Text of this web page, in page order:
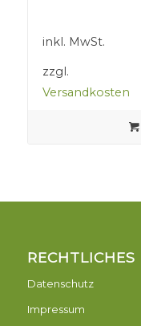
inkl. MwSt.
zzgl.
Versandkosten
RECHTLICHES
Datenschutz
Impressum